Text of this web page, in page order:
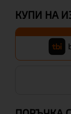
КУПИ НА